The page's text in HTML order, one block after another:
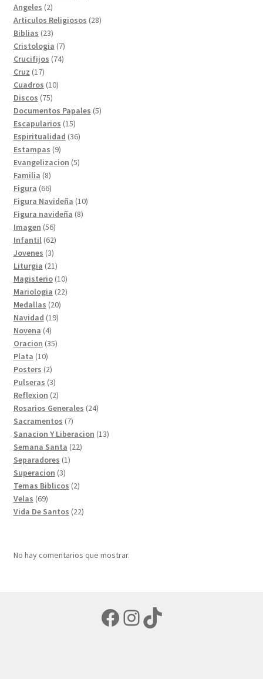
Angeles 22
productos
Articulos Religiosos 2828
Biblias 2323
productos
Cristologia 77
productos
Crucifijos 7474
Cruz 1717
productos
Cuadros 1010
Discos 7575
productos
Documentos Papales 55
Escapularios 1515
productos
Espiritualidad 3636
Estampas 99
productos
Evangelizacion 55
Familia 88
productos
Figura 6666
productos
Figura Navideña 1010
Figura navideña 88
Imagen 5656
productos
Infantil 6262
productos
Jovenes 33
productos
Liturgia 2121
productos
Magisterio 1010
productos
Mariologia 2222
Medallas 2020
productos
Navidad 1919
Novena 44
productos
Oracion 3535
Plata 1010
productos
Posters 22
productos
Pulseras 33
productos
Reflexion 22
productos
Rosarios Generales 2424
Sacramentos 77
productos
Sanacion Y Liberacion 1313
Semana Santa 2222
Separadores 11
Superacion 33
productos
Temas Biblicos 22
Velas 6969
productos
Vida De Santos 2222
No hay comentarios que mostrar.
Facebook
Instagram
TikTok